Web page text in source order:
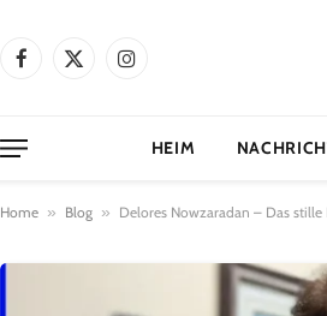
Facebook
X
Instagram
HEIM
Home » Blog » Delores Nowzaradan – Das